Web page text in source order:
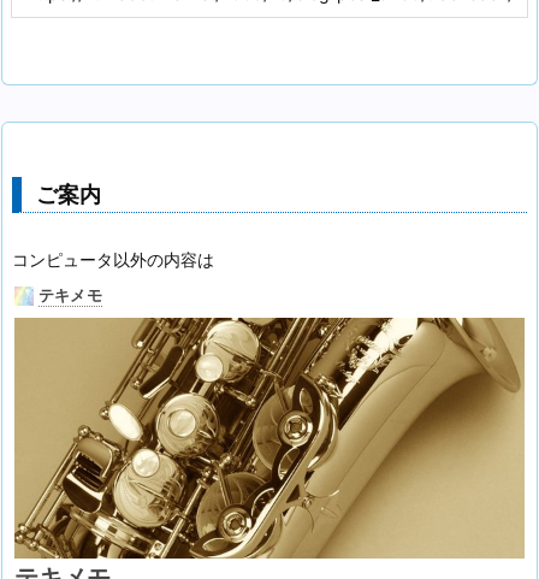
ご案内
コンピュータ以外の内容は